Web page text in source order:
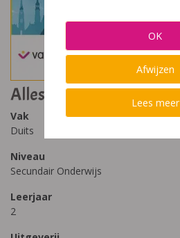
Alles Klar! Aktuell 2
Vak
Duits
Niveau
Secundair Onderwijs
Leerjaar
2
OK
Afwijzen
Lees meer